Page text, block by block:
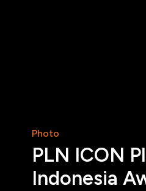
Photo
PLN ICON
Indonesia